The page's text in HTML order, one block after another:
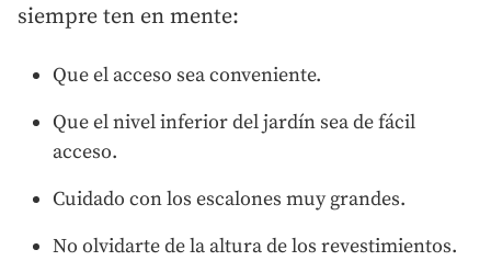
siempre ten en mente:
Que el acceso sea conveniente.
Que el nivel inferior del jardín sea de fácil
acceso.
Cuidado con los escalones muy grandes.
No olvidarte de la altura de los revestimientos.